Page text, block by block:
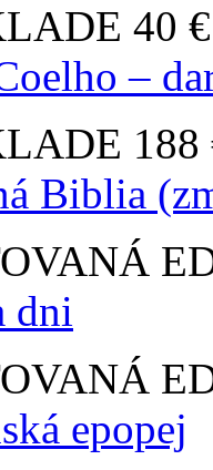
40 €
–
188
Biblia
dni
epopej